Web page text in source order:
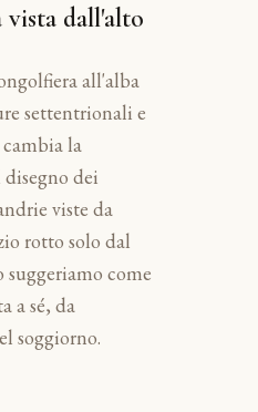
vista dall'alto
all'alba
settentrionali e
la
dei
viste da
rotto solo dal
come
a sé, da
soggiorno.